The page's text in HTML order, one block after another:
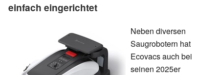
einfach eingerichtet
Neben diversen
Saugrobotern hat
Ecovacs auch bei
seinen 2025er